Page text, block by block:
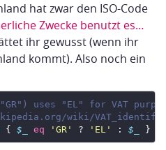
hat zwar den ISO-Code
Zwecke benutzt es…
ihr gewusst (wenn ihr
kommt). Also noch ein
uses "EL" for VAT
wiki/
{ $_ eq 'GR' ? 'EL' : $_ }